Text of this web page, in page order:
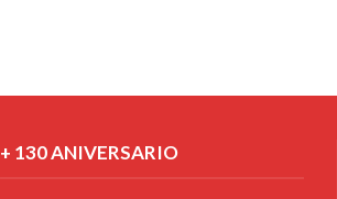
+ 130 ANIVERSARIO